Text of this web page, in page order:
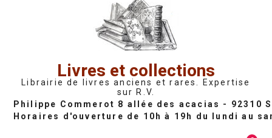
Livres et collections
Librairie de livres anciens et rares. Expertise
sur R.V.